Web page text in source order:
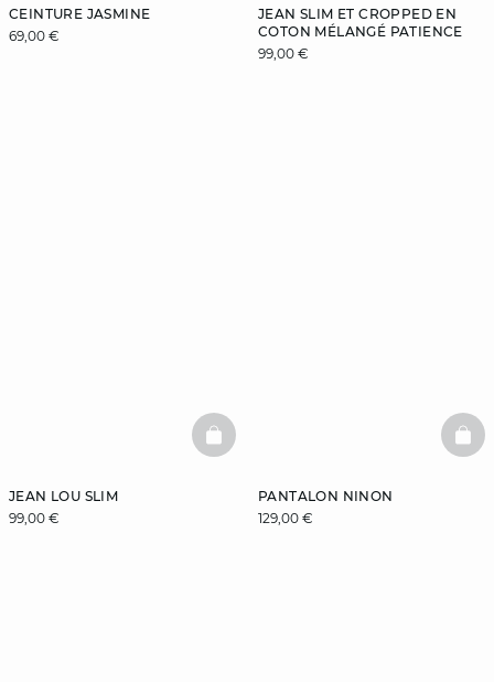
CEINTURE JASMINE
69,00 €
JEAN SLIM ET CROPPED EN
COTON MÉLANGÉ PATIENCE
99,00 €
JEAN LOU SLIM
99,00 €
BASKETFULL
PANTALON NINON
129,00 €